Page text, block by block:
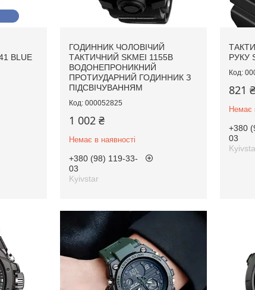
BLUE
ГОДИННИК ЧОЛОВІЧИЙ
ТАКТИЧНИЙ SKMEI 1155B
ВОДОНЕПРОНИКНИЙ
ПРОТИУДАРНИЙ ГОДИННИК З
ПІДСВІЧУВАННЯМ
000052825
1 002 ₴
Немає в наявності
+380 (98) 119-33-
03
Kyivstar
РУКУ
821 ₴
Немає
+380
03